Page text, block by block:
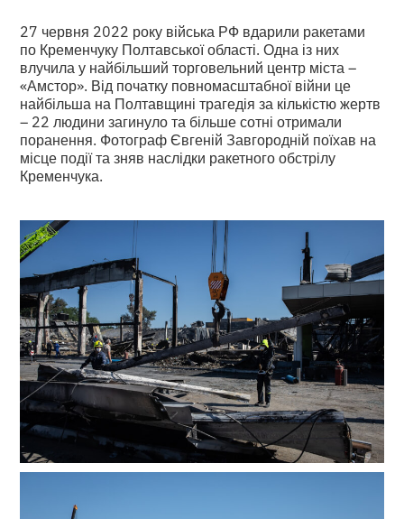
27 червня 2022 року війська РФ вдарили ракетами
по Кременчуку Полтавської області. Одна із них
влучила у найбільший торговельний центр міста –
«Амстор». Від початку повномасштабної війни це
найбільша на Полтавщині трагедія за кількістю жертв
– 22 людини загинуло та більше сотні отримали
поранення. Фотограф Євгеній Завгородній поїхав на
місце події та зняв наслідки ракетного обстрілу
Кременчука.